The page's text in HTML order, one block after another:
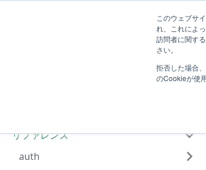
このウェブサ
れ、これによ
訪問者に関す
さい。
拒否した場合
のCookieが使
TimeTracker RX Web API ヘルプ
リファレンス
auth